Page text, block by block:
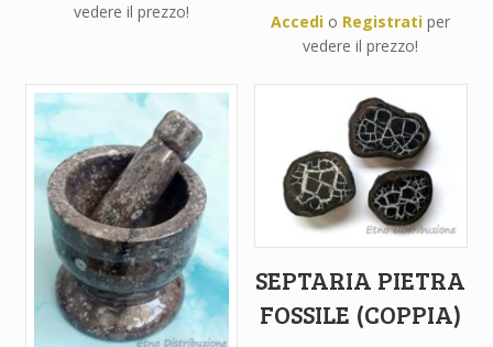
vedere il prezzo!
Accedi o Registrati per
vedere il prezzo!
SEPTARIA PIETRA
FOSSILE (COPPIA)